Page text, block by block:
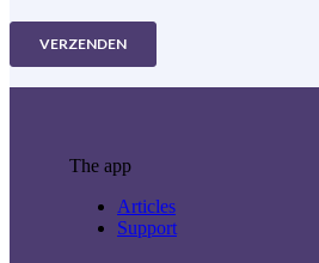
The app
Articles
Support